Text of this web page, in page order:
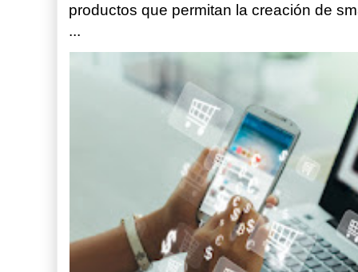
productos que permitan la creación de
...